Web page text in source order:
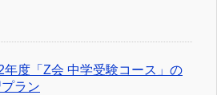
年度「Z会 中学受験コース」の
ラン